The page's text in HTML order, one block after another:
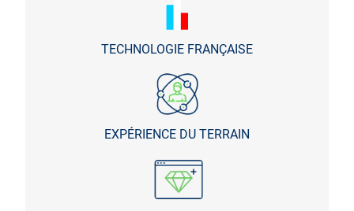
TECHNOLOGIE FRANÇAISE
EXPÉRIENCE DU TERRAIN